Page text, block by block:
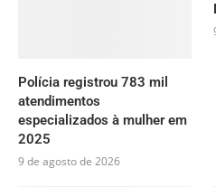
Polícia registrou 783 mil
atendimentos
especializados à mulher em
2025
9 de agosto de 2026